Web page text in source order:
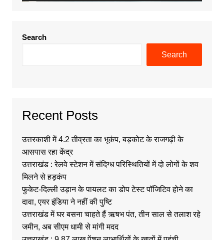
Search
Search
Recent Posts
उत्तरकाशी में 4.2 तीव्रता का भूकंप, बड़कोट के राजगढ़ी के
आसपास रहा केंद्र
उत्तराखंड : रेलवे स्टेशन में संदिग्ध परिस्थितियों में दो लोगों के शव
मिलने से हड़कंप
फुकेट-दिल्ली उड़ान के पायलट का डोप टेस्ट पॉजिटिव होने का
दावा, एयर इंडिया ने नहीं की पुष्टि
उत्तराखंड में घर बसना चाहते हैं ऋषभ पंत, तीन साल से तलाश रहे
जमीन, अब सीएम धामी से मांगी मदद